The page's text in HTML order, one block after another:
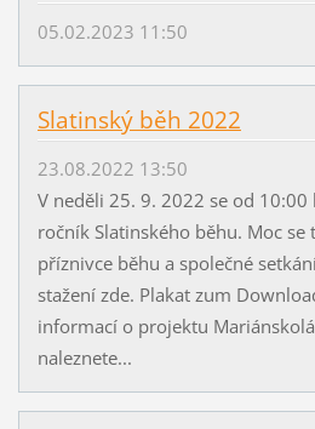
05.02.2023 11:50
Slatinský běh 2022
23.08.2022 13:50
V neděli 25. 9. 2022 se od
ročník Slatinského běhu. Moc se
příznivce běhu a společné
stažení zde. Plakat zum
informací o projektu
naleznete...